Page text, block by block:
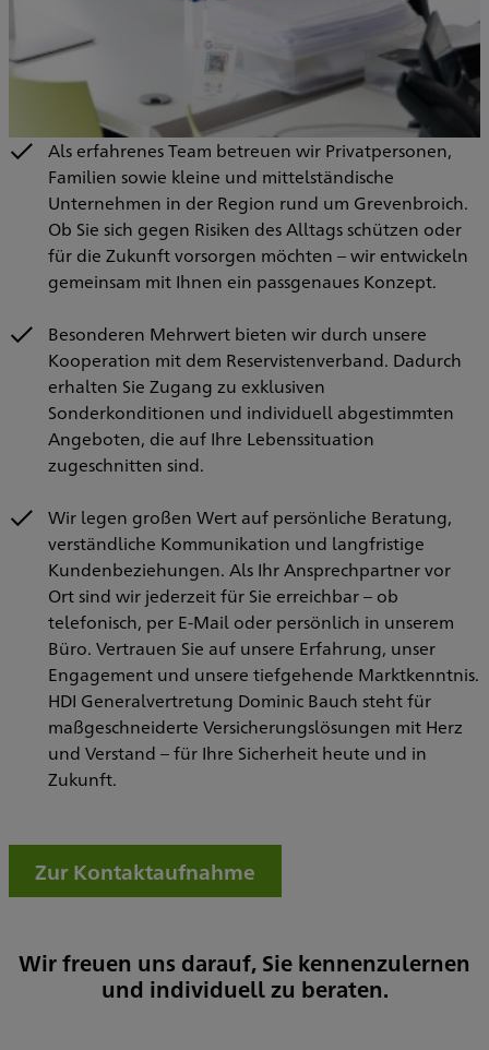
Als erfahrenes Team betreuen wir Privatpersonen,
Familien sowie kleine und mittelständische
Unternehmen in der Region rund um Grevenbroich.
Ob Sie sich gegen Risiken des Alltags schützen oder
für die Zukunft vorsorgen möchten – wir entwickeln
gemeinsam mit Ihnen ein passgenaues Konzept.
Besonderen Mehrwert bieten wir durch unsere
Kooperation mit dem Reservistenverband. Dadurch
erhalten Sie Zugang zu exklusiven
Sonderkonditionen und individuell abgestimmten
Angeboten, die auf Ihre Lebenssituation
zugeschnitten sind.
Wir legen großen Wert auf persönliche Beratung,
verständliche Kommunikation und langfristige
Kundenbeziehungen. Als Ihr Ansprechpartner vor
Ort sind wir jederzeit für Sie erreichbar – ob
telefonisch, per E-Mail oder persönlich in unserem
Büro. Vertrauen Sie auf unsere Erfahrung, unser
Engagement und unsere tiefgehende Marktkenntnis.
HDI Generalvertretung Dominic Bauch steht für
maßgeschneiderte Versicherungslösungen mit Herz
und Verstand – für Ihre Sicherheit heute und in
Zukunft.
Zur Kontaktaufnahme
Wir freuen uns darauf, Sie kennenzulernen
und individuell zu beraten.